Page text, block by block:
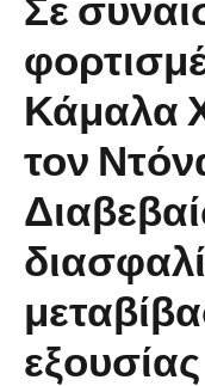
Κάμαλα
τον
εξουσίας